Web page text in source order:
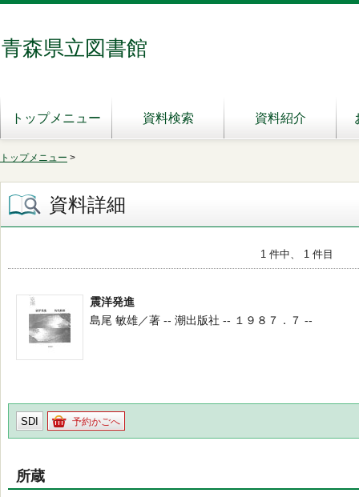
青森県立図書館
トップメニュー 資料検索 資料紹介
トップメニュー >
資料詳細
1 件中、 1 件目
震洋発進
島尾 敏雄／著 -- 潮出版社 -- １９８７．７ --
SDI 予約かごへ
所蔵